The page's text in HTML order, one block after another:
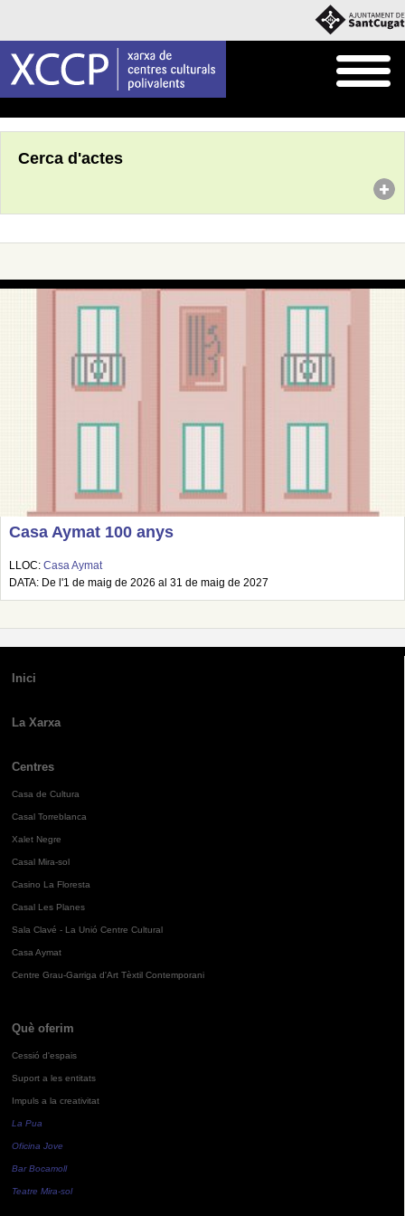
Cerca d'actes
Casa Aymat 100 anys
LLOC: Casa Aymat
DATA: De l'1 de maig de 2026 al 31 de maig de 2027
Inici
La Xarxa
Centres
Casa de Cultura
Casal Torreblanca
Xalet Negre
Casal Mira-sol
Casino La Floresta
Casal Les Planes
Sala Clavé - La Unió Centre Cultural
Casa Aymat
Centre Grau-Garriga d'Art Tèxtil Contemporani
Què oferim
Cessió d'espais
Suport a les entitats
Impuls a la creativitat
La Pua
Oficina Jove
Bar Bocamoll
Teatre Mira-sol